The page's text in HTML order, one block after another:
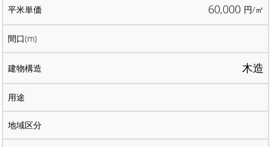
60,000 円/㎡
木造